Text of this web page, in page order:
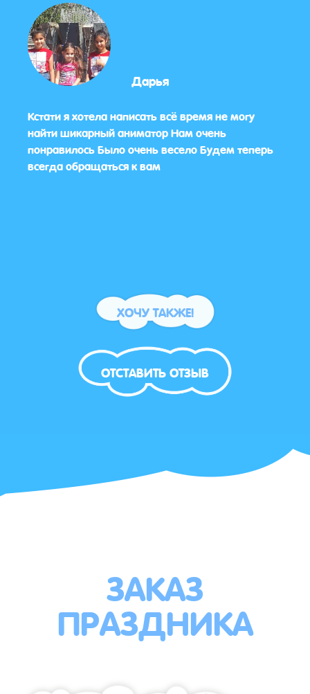
Дарья
Кстати я хотела написать всё время не могу
найти шикарный аниматор Нам очень
понравилось Было очень весело Будем теперь
всегда обращаться к вам
ХОЧУ ТАКЖЕ!
ОТСТАВИТЬ ОТЗЫВ
ЗАКАЗ
ПРАЗДНИКА